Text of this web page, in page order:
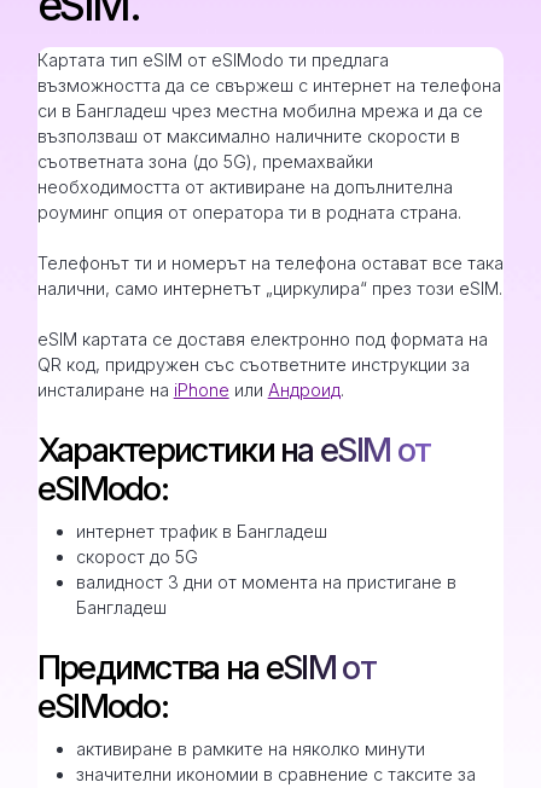
Картата тип eSIM от eSIModo ти предлага
възможността да се свържеш с интернет на телефона
си в Бангладеш чрез местна мобилна мрежа и да се
възползваш от максимално наличните скорости в
съответната зона (до 5G), премахвайки
необходимостта от активиране на допълнителна
роуминг опция от оператора ти в родната страна.
Телефонът ти и номерът на телефона остават все така
налични, само интернетът „циркулира“ през този eSIM.
eSIM картата се доставя електронно под формата на
QR код, придружен със съответните инструкции за
инсталиране на iPhone или Андроид.
Характеристики на eSIM от
eSIModo:
интернет трафик в Бангладеш
скорост до 5G
валидност 3 дни от момента на пристигане в
Бангладеш
Предимства на eSIM от
eSIModo:
активиране в рамките на няколко минути
значителни икономии в сравнение с таксите за